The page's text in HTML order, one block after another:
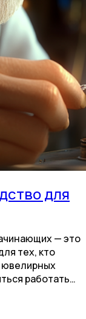
для
— это
тех, кто
ювелирных
работать…